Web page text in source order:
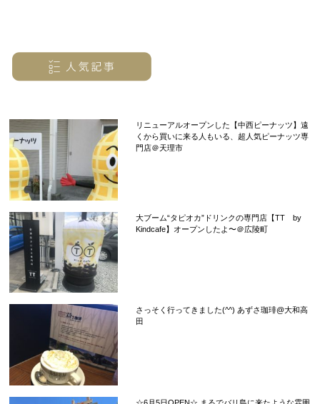
リニューアルオープンした【中西ピーナッツ】遠
くから買いに来る人もいる、超人気ピーナッツ専
門店＠天理市
大ブーム“タピオカ”ドリンクの専門店【TT by
Kindcafe】オープンしたよ〜＠広陵町
さっそく行ってきました(^^) あずさ珈琲@大和高
田